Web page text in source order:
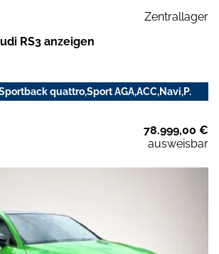
Zentrallager
RS3 anzeigen
quattro,Sport AGA,ACC,Navi,P.
78.999,00 €
ausweisbar